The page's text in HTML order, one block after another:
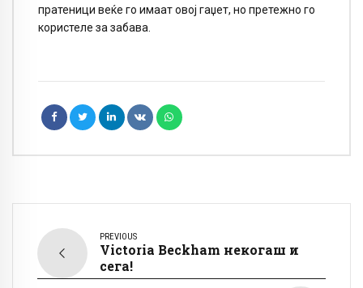
пратеници веќе го имаат овој гаџет, но претежно го
користеле за забава.
PREVIOUS
Victoria Beckham некогаш и
сега!